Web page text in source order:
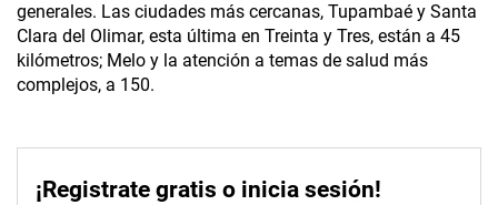
generales. Las ciudades más cercanas, Tupambaé y Santa
Clara del Olimar, esta última en Treinta y Tres, están a 45
kilómetros; Melo y la atención a temas de salud más
complejos, a 150.
¡Registrate gratis o inicia sesión!